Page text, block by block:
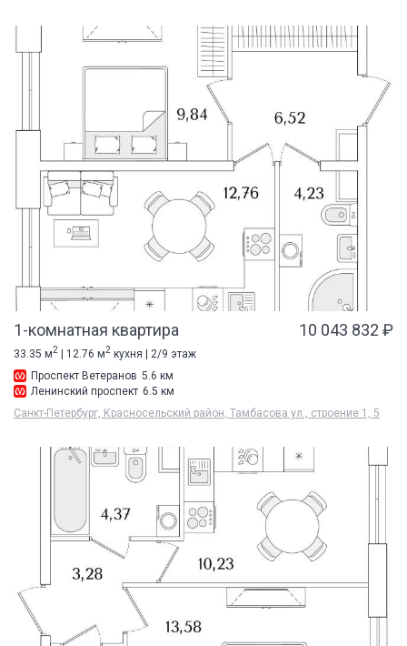
1-комнатная квартира 10 043 832 ₽
33.35 м2 | 12.76 м2 кухня | 2/9 этаж
Проспект Ветеранов 5.6 км
Ленинский проспект 6.5 км
Санкт-Петербург, Красносельский район, Тамбасова ул., строение 1, 5